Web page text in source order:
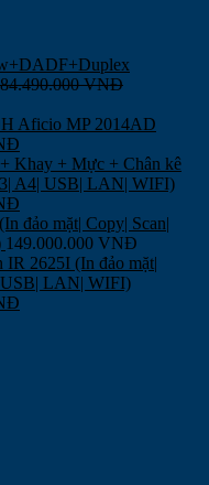
84.490.000VNĐ
Aficio MP 2014AD
Khay + Mực + Chân kê
A4| USB| LAN| WIFI)
đảo mặt| Copy| Scan|
149.000.000 VNĐ
IR 2625I (In đảo mặt|
USB| LAN| WIFI)